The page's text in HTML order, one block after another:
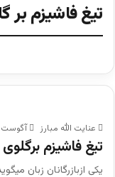
تیغ فاشیزم بر
عنایت الله مبارز آگوست 23, 2015
تیغ فاشیزم
یکی ازبازرگانان زبان